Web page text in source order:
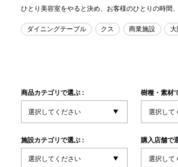
ひとり美容室をやると決め、お客様のひとりの時間
ダイニングテーブル クス 商業施設 大
商品カテゴリで選ぶ : 樹種・素材
施設カテゴリで選ぶ : 購入店舗で